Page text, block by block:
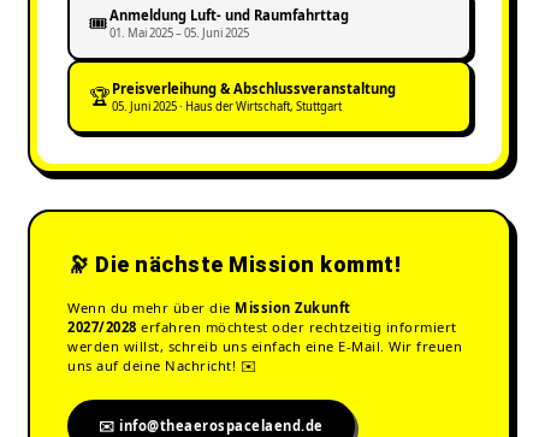
🎟️Anmeldung Luft- und Raumfahrttag
01. Mai 2025 – 05. Juni 2025
🏆 Preisverleihung & Abschlussveranstaltung
05. Juni 2025 · Haus der Wirtschaft, Stuttgart
🔭 Die nächste Mission kommt!
Wenn du mehr über die Mission Zukunft
2027/2028 erfahren möchtest oder rechtzeitig informiert
werden willst, schreib uns einfach eine E-Mail. Wir freuen
uns auf deine Nachricht! ✉️
✉️ info@theaerospacelaend.de